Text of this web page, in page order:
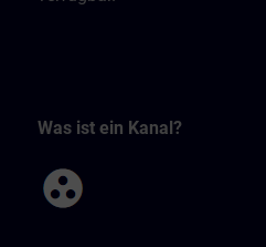
Was ist ein Kanal?